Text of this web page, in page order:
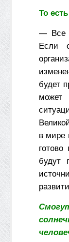
То
— Все
Если
будет
может
в мире
будут